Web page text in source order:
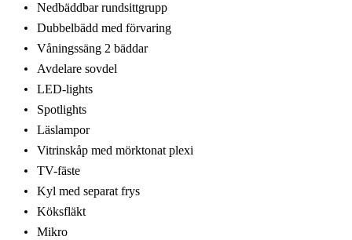
Nedbäddbar rundsittgrupp
Dubbelbädd med förvaring
Våningssäng 2 bäddar
Avdelare sovdel
LED-lights
Spotlights
Läslampor
Vitrinskåp med mörktonat plexi
TV-fäste
Kyl med separat frys
Köksfläkt
Mikro